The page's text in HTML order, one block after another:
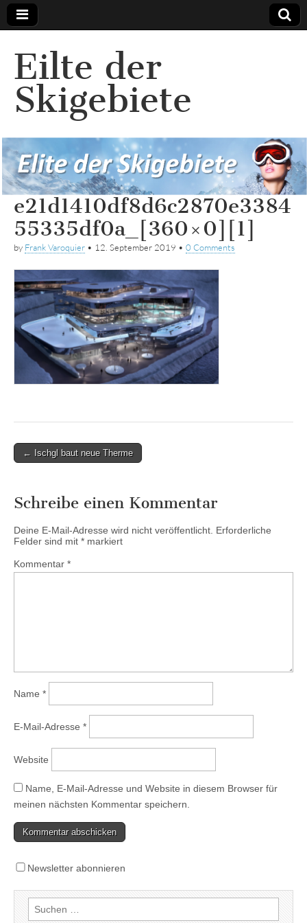
Eilte der
Skigebiete
e21d1410df8d6c2870e3384
55335df0a_[360×0][1]
by Frank Varoquier • 12. September 2019 • 0 Comments
Post
← Ischgl baut neue Therme
Schreibe einen Kommentar
Deine E-Mail-Adresse wird nicht veröffentlicht. Erforderliche
Felder sind mit * markiert
Kommentar *
Name *
E-Mail-Adresse *
Website
Name, E-Mail-Adresse und Website in diesem Browser für
meinen nächsten Kommentar speichern.
Newsletter abonnieren
Suchen
nach: